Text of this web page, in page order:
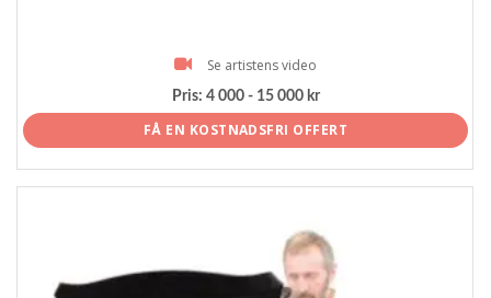
Se artistens video
Pris: 4 000 - 15 000 kr
FÅ EN KOSTNADSFRI OFFERT